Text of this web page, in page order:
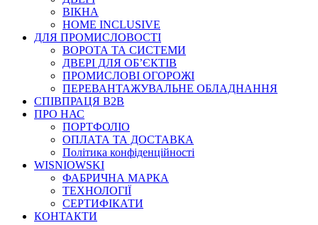
ВІКНА
HOME INCLUSIVE
ДЛЯ ПРОМИСЛОВОСТІ
ВОРОТА ТА СИСТЕМИ
ДВЕРІ ДЛЯ ОБ’ЄКТІВ
ПРОМИСЛОВІ ОГОРОЖІ
ПЕРЕВАНТАЖУВАЛЬНЕ ОБЛАДНАННЯ
СПІВПРАЦЯ В2В
ПРО НАС
ПОРТФОЛІО
ОПЛАТА ТА ДОСТАВКА
Політика конфіденційності
WISNIOWSKI
ФАБРИЧНА МАРКА
ТЕХНОЛОГІЇ
СЕРТИФІКАТИ
КОНТАКТИ